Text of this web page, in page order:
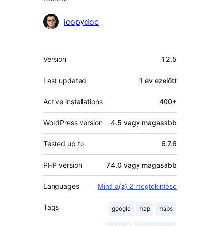
Közreműködők
icopydoc
Meta
Version 1.2.5
Last updated 1 év ezelőtt
Active installations 400+
WordPress version 4.5 vagy magasabb
Tested up to 6.7.6
PHP version 7.4.0 vagy magasabb
Languages Mind a(z) 2 megtekintése
Tags google map maps